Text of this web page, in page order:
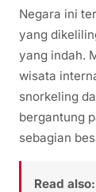
Negara ini
yang
yang indah.
wisata
snorkeling
bergantung
sebagian
Read also: